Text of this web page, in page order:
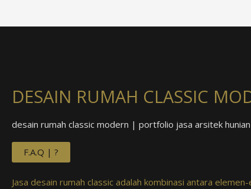
DESAIN RUMAH CLASSIC
desain rumah classic modern | portfolio jasa arsitek
F.A.Q | ?
Jasa desain rumah classic adalah kombinasi antara